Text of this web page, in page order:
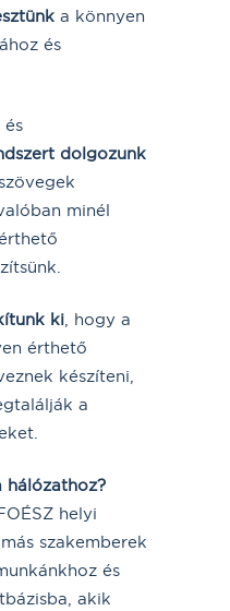
a könnyen
és
és
dolgozunk
minél
ki, hogy a
érthető
készíteni,
a
hálózathoz?
helyi
szakemberek
és
akik